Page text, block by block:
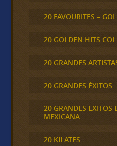
20 FAVOURITES –
20 GOLDEN HITS
20 GRANDES
20 GRANDES ÉXITOS
20 GRANDES EXITOS
MEXICANA
20 KILATES